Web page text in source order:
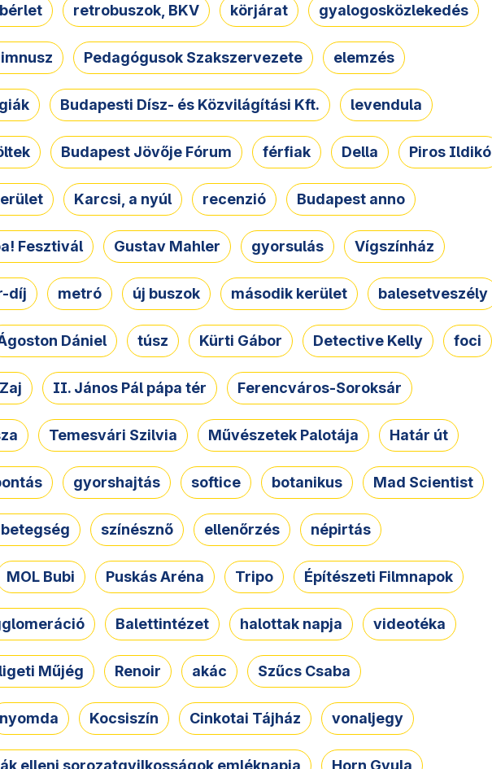
retrobuszok, BKV körjárat gyalogosközlekedés
Pedagógusok Szakszervezete elemzés
Budapesti Dísz- és Közvilágítási Kft. levendula
Budapest Jövője Fórum férfiak Della Piros Ildikó
Karcsi, a nyúl recenzió Budapest anno
Fesztivál Gustav Mahler gyorsulás Vígszínház
díj metró új buszok második kerület balesetveszély
Dániel túsz Kürti Gábor Detective Kelly foci
II. János Pál pápa tér Ferencváros-Soroksár
Temesvári Szilvia Művészetek Palotája Határ út
gyorshajtás softice botanikus Mad Scientist
színésznő ellenőrzés népirtás
MOL Bubi Puskás Aréna Tripo Építészeti Filmnapok
Balettintézet halottak napja videotéka
Műjég Renoir akác Szűcs Csaba
nyomda Kocsiszín Cinkotai Tájház vonaljegy
elleni sorozatgyilkosságok emléknapja Horn Gyula